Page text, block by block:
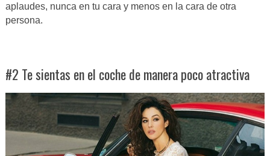
aplaudes, nunca en tu cara y menos en la cara de otra
persona.
#2 Te sientas en el coche de manera poco atractiva